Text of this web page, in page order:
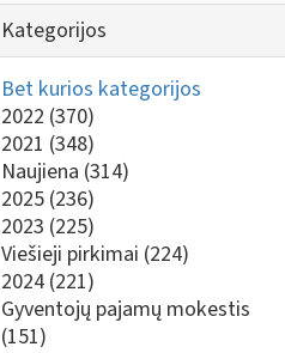
Kategorijos
Bet kurios kategorijos
2022 (370)
2021 (348)
Naujiena (314)
2025 (236)
2023 (225)
Viešieji pirkimai (224)
2024 (221)
Gyventojų pajamų mokestis
(151)